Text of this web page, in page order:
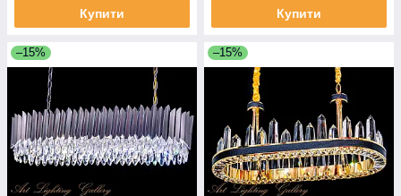
Купити Купити
–15% –15%